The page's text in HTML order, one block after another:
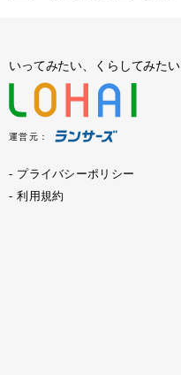
いってみたい、くらしてみたい
運営元：
プライバシーポリシー
利用規約